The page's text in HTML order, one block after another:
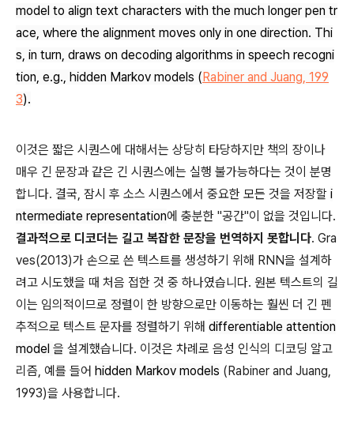
model to align text characters with the much longer pen tr
ace, where the alignment moves only in one direction. Thi
s, in turn, draws on decoding algorithms in speech recogni
tion, e.g., hidden Markov models ( Rabiner and Juang, 199
3).
이것은 짧은 시퀀스에 대해서는 상당히 타당하지만 책의 장이나
매우 긴 문장과 같은 긴 시퀀스에는 실행 불가능하다는 것이 분명
합니다. 결국, 잠시 후 소스 시퀀스에서 중요한 모든 것을 저장할 i
ntermediate representation에 충분한 "공간"이 없을 것입니다.
결과적으로 디코더는 길고 복잡한 문장을 번역하지 못합니다. Gra
ves(2013)가 손으로 쓴 텍스트를 생성하기 위해 RNN을 설계하
려고 시도했을 때 처음 접한 것 중 하나였습니다. 원본 텍스트의 길
이는 임의적이므로 정렬이 한 방향으로만 이동하는 훨씬 더 긴 펜
추적으로 텍스트 문자를 정렬하기 위해 differentiable attention
model 을 설계했습니다. 이것은 차례로 음성 인식의 디코딩 알고
리즘, 예를 들어 hidden Markov models (Rabiner and Juang,
1993)을 사용합니다.